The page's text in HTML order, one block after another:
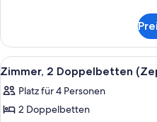
anzeigen
Waterfront
King
With
Alle
Fotos
für
Zimmer,
5
Zimmer, 2 Doppelbetten
Platz für 4 Personen
2 Doppelbetten